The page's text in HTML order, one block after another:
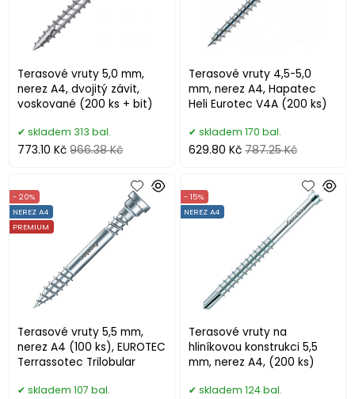
Terasové vruty 5,0 mm,
nerez A4, dvojitý závit,
voskované (200 ks + bit)
skladem 313 bal.
773.10 Kč 966.38 Kč
Terasové vruty 4,5-5,0
mm, nerez A4, Hapatec
Heli Eurotec V4A (200 ks)
skladem 170 bal.
629.80 Kč 787.25 Kč
Terasové vruty 5,5 mm,
nerez A4 (100 ks), EUROTEC
Terrassotec Trilobular
- 20%
NEREZ A4
PREMIUM
skladem 107 bal.
Terasové vruty na
hliníkovou konstrukci 5,5
mm, nerez A4, (200 ks)
- 15%
NEREZ A4
skladem 124 bal.